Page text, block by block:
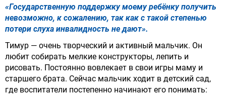
«Государственную поддержку моему ребёнку получить
невозможно, к сожалению, так как с такой степенью
потери слуха инвалидность не дают».
Тимур — очень творческий и активный мальчик. Он
любит собирать мелкие конструкторы, лепить и
рисовать. Постоянно вовлекает в свои игры маму и
старшего брата. Сейчас мальчик ходит в детский сад,
где воспитатели постепенно начинают его понимать: